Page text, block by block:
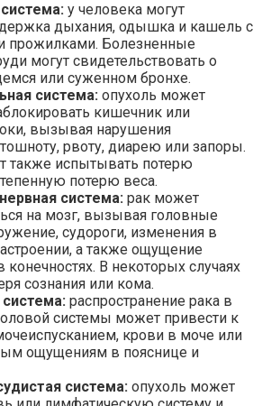
у человека могут
дыхания, одышка и кашель с
прожилками. Болезненные
могут свидетельствовать о
или суженном бронхе.
система: опухоль может
кишечник или
вызывая нарушения
рвоту, диарею или запоры.
также испытывать потерю
потерю веса.
система: рак может
на мозг, вызывая головные
судороги, изменения в
а также ощущение
В некоторых случаях
сознания или кома.
распространение рака в
системы может привести к
крови в моче или
ощущениям в пояснице и
система: опухоль может